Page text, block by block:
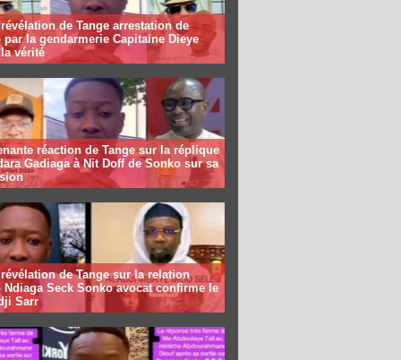
de Tange arrestation de
par la gendarmerie Capitaine Dieye
vérité
réaction de Tange sur la réplique
Gadiaga à Nit Doff de Sonko sur sa
de Tange sur la relation
Ndiaga Seck Sonko avocat confirme le
Sarr